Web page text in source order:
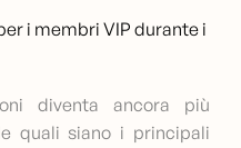
i membri VIP durante i
diventa ancora più
quali siano i principali